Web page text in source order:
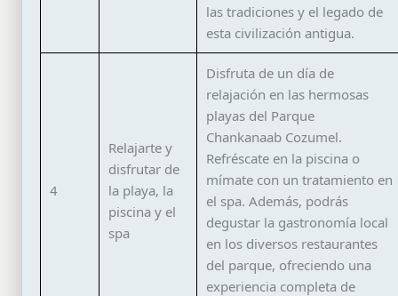
las tradiciones y el legado de
esta civilización antigua.
4
Relajarte y
disfrutar de
la playa, la
piscina y el
spa
Disfruta de un día de
relajación en las hermosas
playas del Parque
Chankanaab Cozumel.
Refréscate en la piscina o
mímate con un tratamiento en
el spa. Además, podrás
degustar la gastronomía local
en los diversos restaurantes
del parque, ofreciendo una
experiencia completa de